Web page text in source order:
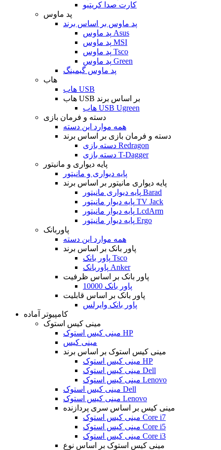
کارت صدا کریتیو
پد ماوس
پد ماوس بر اساس برند
پد ماوس Asus
پد ماوس MSI
پد ماوس Tsco
پد ماوس Green
پد ماوس گیمینگ
هاب
هاب USB
هاب USB بر اساس برند
هاب USB Ugreen
دسته و فرمان بازی
همه موارد این دسته
دسته و فرمان بازی بر اساس برند
دسته بازی Redragon
دسته بازی T-Dagger
پایه دیواری و مانیتور
پایه دیواری و مانیتور
پایه دیواری مانیتور بر اساس برند
پایه دیواری مانیتور Barad
پایه دیوار مانیتور TV Jack
پایه دیوار مانیتور LcdArm
پایه دیوار مانیتور Ergo
پاوربانک
همه موارد این دسته
پاور بانک بر اساس برند
پاور بانک Tsco
پاوربانک Anker
پاور بانک بر اساس ظرفیت
پاور بانک 10000
پاور بانک بر اساس قابلیت
پاور بانک وایرلس
کامپیوتر آماده
مینی کیس استوک
مینی کیس استوک HP
مینی کیس
مینی کیس استوک بر اساس برند
مینی کیس استوک HP
مینی کیس استوک Dell
مینی کیس استوک Lenovo
مینی کیس استوک Dell
مینی کیس استوک Lenovo
مینی کیس بر اساس سری پردازنده
مینی کیس استوک Core i7
مینی کیس استوک Core i5
مینی کیس استوک Core i3
مینی کیس استوک بر اساس نوع